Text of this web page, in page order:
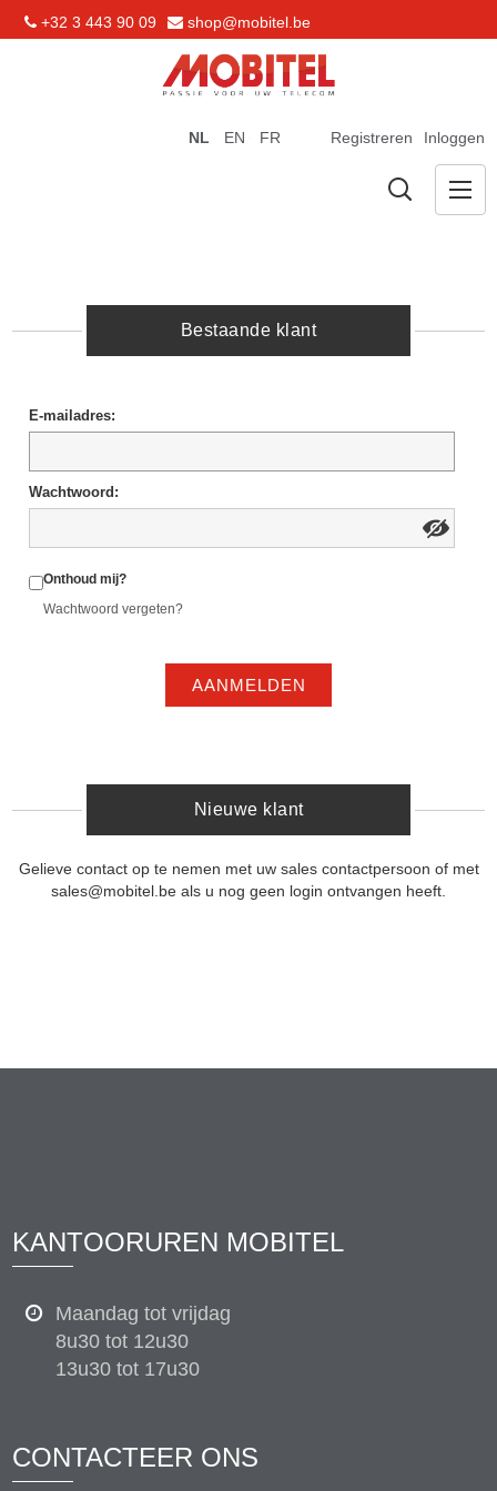
+32 3 443 90 09 shop@mobitel.be
Registreren Inloggen
NL EN FR
Bestaande klant
E-mailadres:
Wachtwoord:
Onthoud mij?
Wachtwoord vergeten?
AANMELDEN
Nieuwe klant
Gelieve contact op te nemen met uw sales contactpersoon of met
sales@mobitel.be als u nog geen login ontvangen heeft.
KANTOORUREN MOBITEL
Maandag tot vrijdag
8u30 tot 12u30
13u30 tot 17u30
CONTACTEER ONS